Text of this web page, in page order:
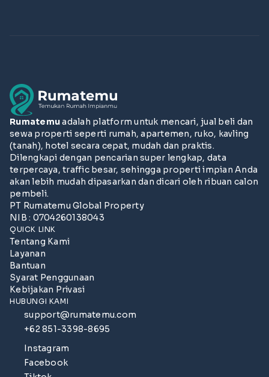
Rumatemuadalah platform untuk mencari, jual beli dan
sewa properti seperti rumah, apartemen, ruko, kavling
(tanah), hotel secara cepat, mudah dan praktis.
Dilengkapi dengan pencarian super lengkap, data
terpercaya, traffic besar, sehingga properti impian Anda
akan lebih mudah dipasarkan dan dicari oleh ribuan calon
pembeli.
PT Rumatemu Global Property
NIB : 0704260138043
QUICK LINK
Tentang Kami
Layanan
Bantuan
Syarat Penggunaan
Kebijakan Privasi
HUBUNGI KAMI
support@rumatemu.com
+62 851-3398-8695
Instagram
Facebook